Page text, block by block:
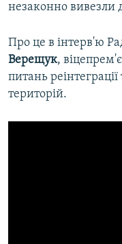
незаконно вивезли
Про це в інтерв'ю
Верещук,
питань
територій.